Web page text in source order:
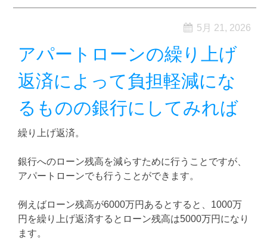
5月 21, 2026
アパートローンの繰り上げ
返済によって負担軽減にな
るものの銀行にしてみれば
繰り上げ返済。
銀行へのローン残高を減らすために行うことですが、
アパートローンでも行うことができます。
例えばローン残高が6000万円あるとすると、1000万
円を繰り上げ返済するとローン残高は5000万円になり
ます。